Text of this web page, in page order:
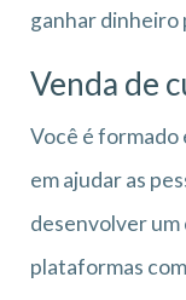
ganhar
Venda de
Você é formado
em ajudar as
desenvolver um
plataformas